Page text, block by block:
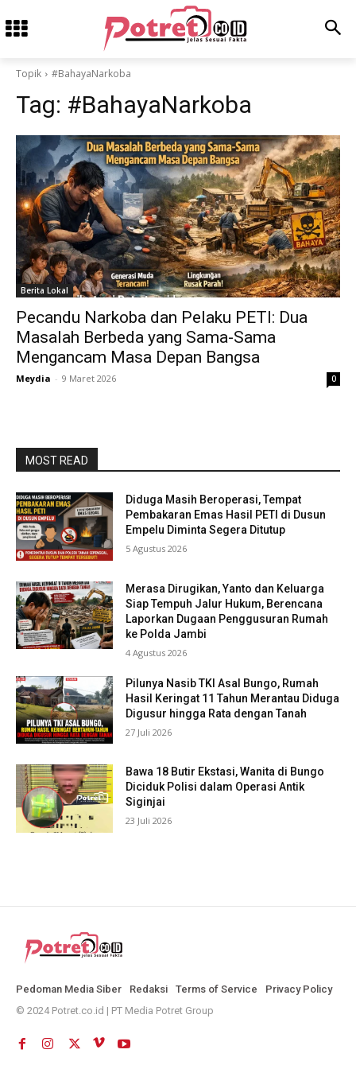
Topik #BahayaNarkoba
Tag: #BahayaNarkoba
Berita Lokal
Pecandu Narkoba dan Pelaku PETI: Dua
Masalah Berbeda yang Sama-Sama
Mengancam Masa Depan Bangsa
Meydia - 9 Maret 2026 0
MOST READ
Diduga Masih Beroperasi, Tempat
Pembakaran Emas Hasil PETI di Dusun
Empelu Diminta Segera Ditutup
5 Agustus 2026
Merasa Dirugikan, Yanto dan Keluarga
Siap Tempuh Jalur Hukum, Berencana
Laporkan Dugaan Penggusuran Rumah
ke Polda Jambi
4 Agustus 2026
Pilunya Nasib TKI Asal Bungo, Rumah
Hasil Keringat 11 Tahun Merantau Diduga
Digusur hingga Rata dengan Tanah
27 Juli 2026
Bawa 18 Butir Ekstasi, Wanita di Bungo
Diciduk Polisi dalam Operasi Antik
Siginjai
23 Juli 2026
Pedoman Media Siber Redaksi Terms of Service
Privacy Policy
© 2024 Potret.co.id | PT Media Potret Group